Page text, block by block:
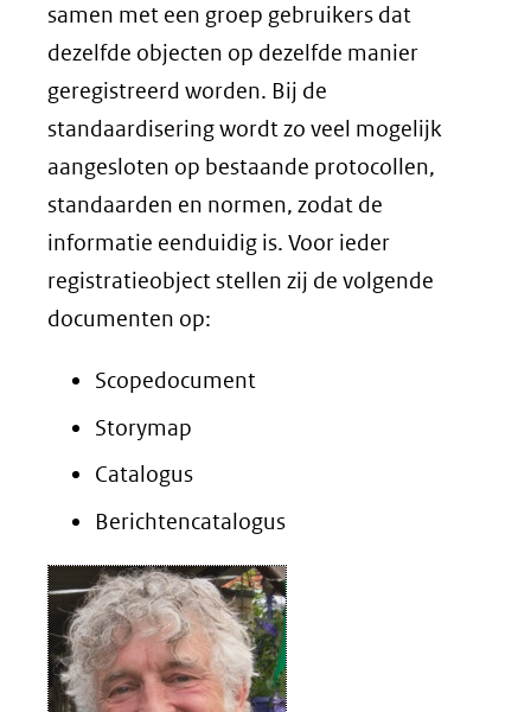
samen met een groep gebruikers dat
dezelfde objecten op dezelfde manier
geregistreerd worden. Bij de
standaardisering wordt zo veel mogelijk
aangesloten op bestaande protocollen,
standaarden en normen, zodat de
informatie eenduidig is. Voor ieder
registratieobject stellen zij de volgende
documenten op:
Scopedocument
Storymap
Catalogus
Berichtencatalogus